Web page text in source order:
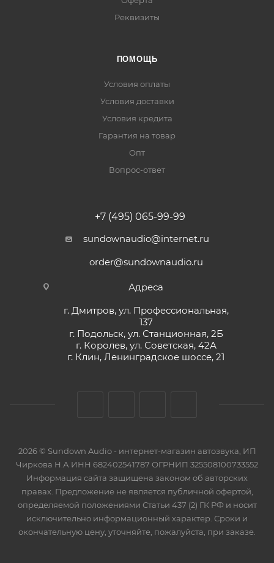
Реквизиты
ПОМОЩЬ
Условия оплаты
Условия доставки
Условия кредита
Гарантия на товар
Опт
Вопрос-ответ
+7 (495) 065-99-99
sundownaudio@internet.ru
order@sundownaudio.ru
Адреса
г. Дмитров, ул. Профессиональная,
137
г. Подольск, ул. Станционная, 2Б
г. Королев, ул. Советская, 42А
г. Клин, Ленинградское шоссе, 21
2026 © Sundown Audio - интернет-магазин автозвука, ИП
Чиркова Н.А ИНН 682402541787 ОГРНИП 325508100733552
Информация сайта защищена законом об авторских
правах. Предложение не является публичной офертой,
определяемой положениями Статьи 437 (2) ГК РФ и носит
исключительно информационный характер. Сроки и
окончательную цену, уточняйте, пожалуйста, при заказе.